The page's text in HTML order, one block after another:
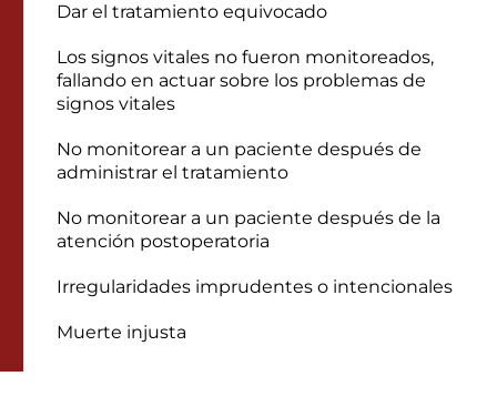
Dar el tratamiento equivocado
Los signos vitales no fueron monitoreados,
fallando en actuar sobre los problemas de
signos vitales
No monitorear a un paciente después de
administrar el tratamiento
No monitorear a un paciente después de la
atención postoperatoria
Irregularidades imprudentes o intencionales
Muerte injusta